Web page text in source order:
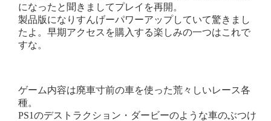
になったと聞きましてプレイを再開。
製品版になりすんげーパワーアップしていて驚きまし
たよ。早期アクセスを購入する楽しみの一つはこれで
すな。
ゲーム内容は廃車寸前の車を使った荒々しいレース各
種。
PS1のデストラクション・ダービーのような車のぶつけ